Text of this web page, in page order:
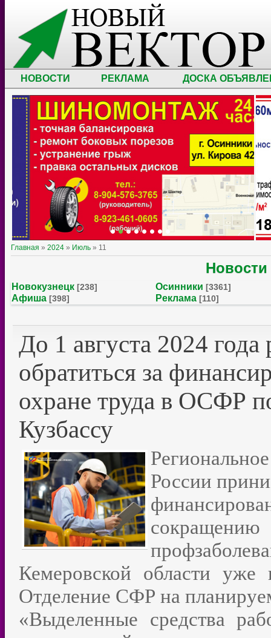
НОВОСТИ РЕКЛАМА ДОСКА
Главная » 2024 » Июль » 11
Новости
Новокузнецк [238] Осинники [3361]
Афиша [398] Реклама [110]
До 1 августа 2024 года
обратиться за
охране труда в ОСФР
Кузбассу
России
сокращению
Кемеровской области уже
Отделение СФР на
«Выделенные средства